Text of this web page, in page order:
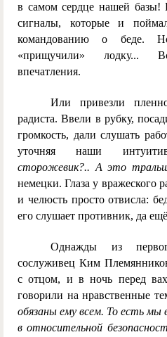
в самом сердце нашей базы!
сигналы, которые и
командованию о беде.
«прищучили» лодку...
впечатления.
Или привезли
радиста. Ввели в рубку,
громкость, дали слушать
уточняя наши
сторожевик?.. А это
немецки. Глаза у вражеского
и челюсть просто отвисла:
его слушает противник, да
Однажды из
сослуживец Ким
с отцом, и в ночь перед
говорили на нравственные
обязаны ему всем. То есть мы
в относительной